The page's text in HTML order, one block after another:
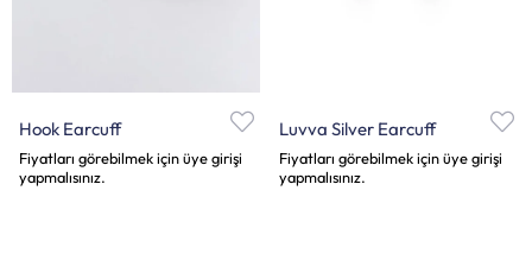
Hook Earcuff
Fiyatları görebilmek için üye girişi
yapmalısınız.
Luvva Silver Earcuff
Fiyatları görebilmek için üye girişi
yapmalısınız.